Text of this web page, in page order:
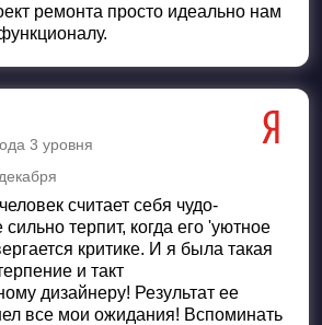
ремонта просто идеально нам
3 уровня
5
считает себя чудо-
терпит, когда его 'уютное
критике. И я была такая
и такт
дизайнеру! Результат ее
все мои ожидания! Вспоминать